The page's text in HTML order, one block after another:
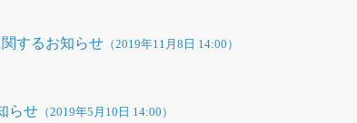
するお知らせ （2019年11月8日 14:00）
らせ （2019年5月10日 14:00）